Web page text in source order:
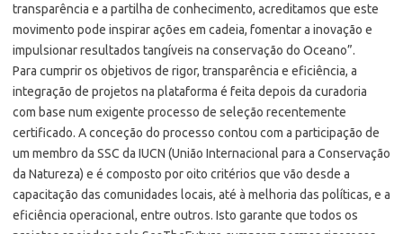
transparência e a partilha de conhecimento, acreditamos que este
movimento pode inspirar ações em cadeia, fomentar a inovação e
impulsionar resultados tangíveis na conservação do Oceano”.
Para cumprir os objetivos de rigor, transparência e eficiência, a
integração de projetos na plataforma é feita depois da curadoria
com base num exigente processo de seleção recentemente
certificado. A conceção do processo contou com a participação de
um membro da SSC da IUCN (União Internacional para a Conservação
da Natureza) e é composto por oito critérios que vão desde a
capacitação das comunidades locais, até à melhoria das políticas, e a
eficiência operacional, entre outros. Isto garante que todos os